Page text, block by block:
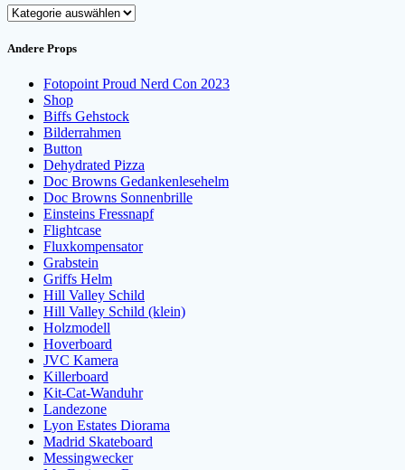
Kategorien
Andere Props
Fotopoint Proud Nerd Con 2023
Shop
Biffs Gehstock
Bilderrahmen
Button
Dehydrated Pizza
Doc Browns Gedankenlesehelm
Doc Browns Sonnenbrille
Einsteins Fressnapf
Flightcase
Fluxkompensator
Grabstein
Griffs Helm
Hill Valley Schild
Hill Valley Schild (klein)
Holzmodell
Hoverboard
JVC Kamera
Killerboard
Kit-Cat-Wanduhr
Landezone
Lyon Estates Diorama
Madrid Skateboard
Messingwecker